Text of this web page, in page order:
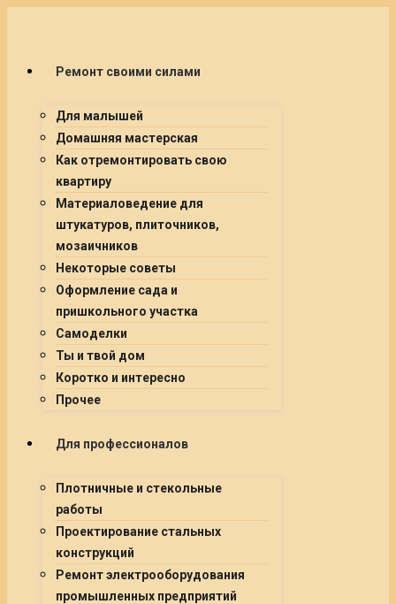
Ремонт своими силами
Для малышей
Домашняя мастерская
Как отремонтировать свою
квартиру
Материаловедение для
штукатуров, плиточников,
мозаичников
Некоторые советы
Оформление сада и
пришкольного участка
Самоделки
Ты и твой дом
Коротко и интересно
Прочее
Для профессионалов
Плотничные и стекольные
работы
Проектирование стальных
конструкций
Ремонт электрооборудования
промышленных предприятий